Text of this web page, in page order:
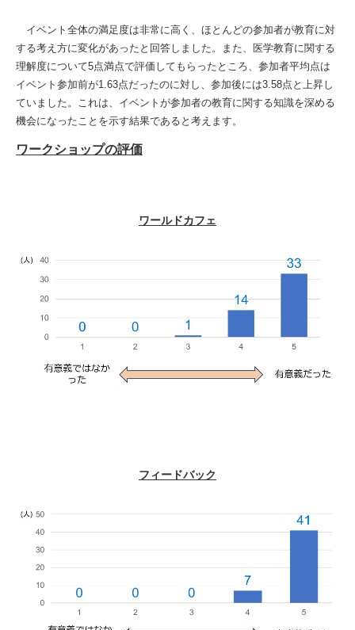
イベント全体の満足度は非常に高く、ほとんどの参加者が教育に対
する考え方に変化があったと回答しました。また、医学教育に関する
理解度について5点満点で評価してもらったところ、参加者平均点は
イベント参加前が1.63点だったのに対し、参加後には3.58点と上昇し
ていました。これは、イベントが参加者の教育に関する知識を深める
機会になったことを示す結果であると考えます。
ワークショップの評価
ワールドカフェ
フィードバック